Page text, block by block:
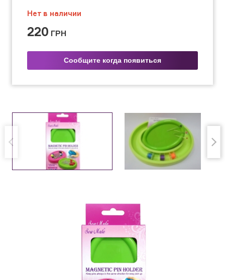
Нет в наличии
220 ГРН
Сообщите когда появиться